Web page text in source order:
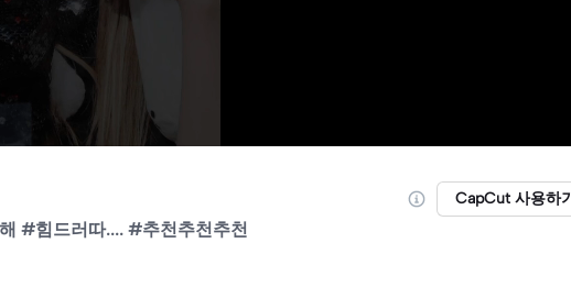
CapCut 사용하기
#힘드러따.... #추천추천추천